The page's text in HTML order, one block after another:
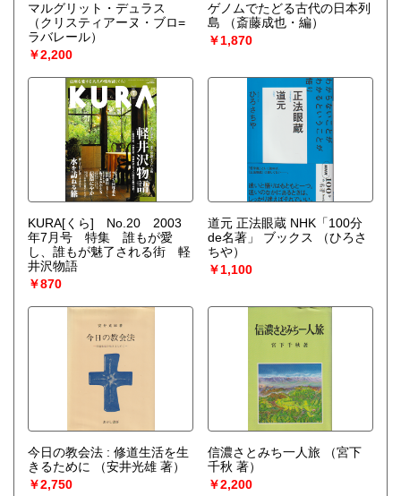
マルグリット・デュラス
（クリスティアーヌ・ブロ=
ラバレール）
￥2,200
ゲノムでたどる古代の日本列
島
（斎藤成也・編）
￥1,870
KURA[くら] No.20 2003
年7月号 特集 誰もが愛
し、誰もが魅了される街 軽
井沢物語
￥870
道元 正法眼蔵 NHK「100分
de名著」 ブックス
（ひろさ
ちや）
￥1,100
今日の教会法 : 修道生活を生
きるために
（安井光雄 著）
￥2,750
信濃さとみち一人旅
（宮下
千秋 著）
￥2,200